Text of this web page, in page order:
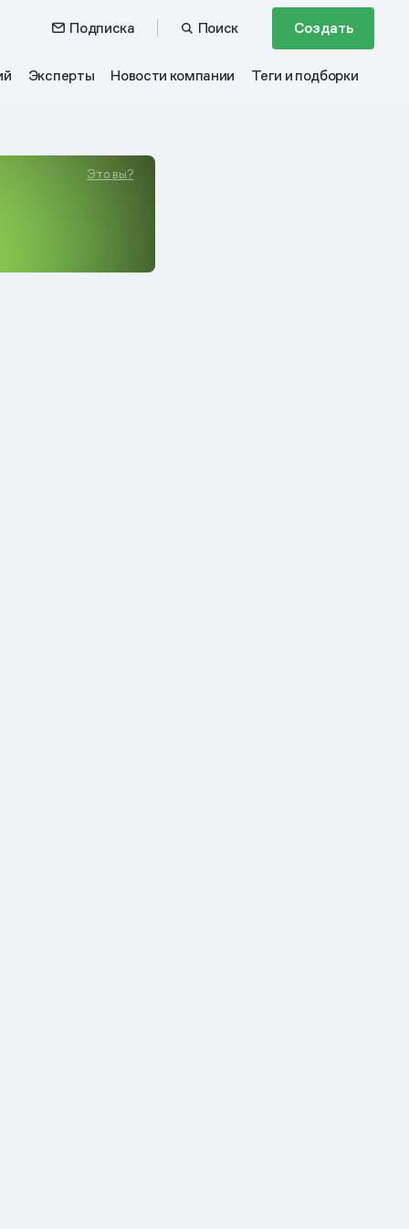
Подписка Поиск Создать
Эксперты Новости компании Теги и подборки
Это вы?